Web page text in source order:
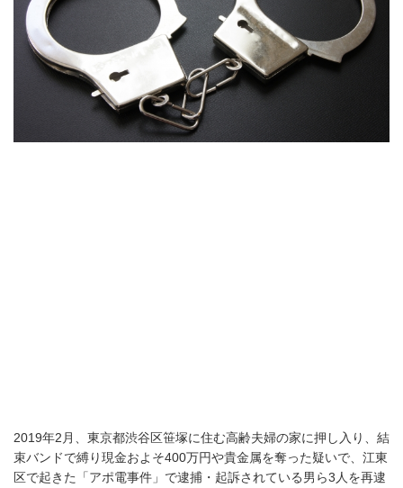
2019年2月、東京都渋谷区笹塚に住む高齢夫婦の家に押し入り、結
束バンドで縛り現金およそ400万円や貴金属を奪った疑いで、江東
区で起きた「アポ電事件」で逮捕・起訴されている男ら3人を再逮